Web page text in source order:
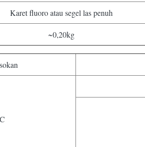
Karet fluoro atau segel las penuh
~0,20kg